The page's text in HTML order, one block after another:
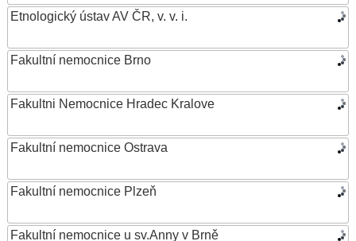
Etnologický ústav AV ČR, v. v. i.
Fakultní nemocnice Brno
Fakultni Nemocnice Hradec Kralove
Fakultní nemocnice Ostrava
Fakultní nemocnice Plzeň
Fakultní nemocnice u sv.Anny v Brně